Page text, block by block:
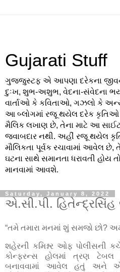
Gujarati Stuff
ગુજજુસ્ટફ એ આપણા દરેકના
દુઃખ, શુભ-અશુભ, વેદના-સંવેદના
વાર્તાઓ કે કવિતાઓ, ગઝલો કે
આ બ્લોગમાં રજૂ થયેલ દરેક કૃતિઓ
મૈલિક લખાણ છે, તેના માટે આ
જવાબદાર નથી. અહીં રજૂ થયેલ
મૌલિકતા પૂર્વક રચાવામાં આવેલ
ઘટના સાથે સમાનતા ધરાવતી
માનવામાં આવશે.
Saturday, January 8, 2022
એ.સી.પી.
“તમે તમારા મનમાં શું સમજો છો?
શહેરની કમિશ્નર ઓફ પોલીસની
કોન્ફરન્સ હોલમાં ત્રણ ટેબલ
બનાવવામાં આવેલ હતું અને